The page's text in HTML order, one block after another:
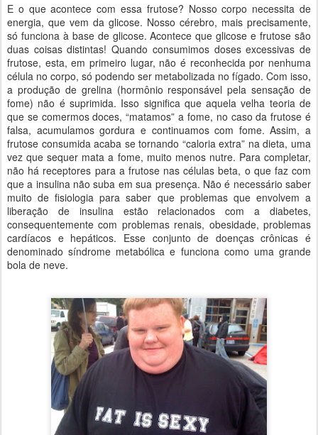
E o que acontece com essa frutose? Nosso corpo necessita de
energia, que vem da glicose. Nosso cérebro, mais precisamente,
só funciona à base de glicose. Acontece que glicose e frutose são
duas coisas distintas! Quando consumimos doses excessivas de
frutose, esta, em primeiro lugar, não é reconhecida por nenhuma
célula no corpo, só podendo ser metabolizada no fígado. Com isso,
a produção de grelina (hormônio responsável pela sensação de
fome) não é suprimida. Isso significa que aquela velha teoria de
que se comermos doces, “matamos” a fome, no caso da frutose é
falsa, acumulamos gordura e continuamos com fome. Assim, a
frutose consumida acaba se tornando “caloria extra” na dieta, uma
vez que sequer mata a fome, muito menos nutre. Para completar,
não há receptores para a frutose nas células beta, o que faz com
que a insulina não suba em sua presença. Não é necessário saber
muito de fisiologia para saber que problemas que envolvem a
liberação de insulina estão relacionados com a diabetes,
consequentemente com problemas renais, obesidade, problemas
cardíacos e hepáticos. Esse conjunto de doenças crônicas é
denominado síndrome metabólica e funciona como uma grande
bola de neve.